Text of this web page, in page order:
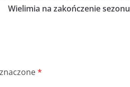
Wielimia na zakończenie sezonu
*